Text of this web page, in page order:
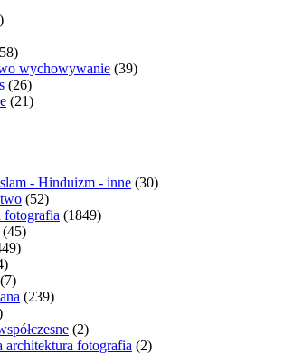
wychowywanie (39)
(26)
(21)
- Hinduizm - inne (30)
(52)
fotografia (1849)
(45)
(7)
(239)
(2)
architektura fotografia (2)